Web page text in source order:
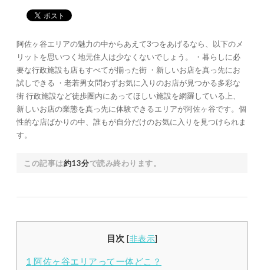
阿佐ヶ谷エリアの魅力の中からあえて3つをあげるなら、以下のメ
リットを思いつく地元住人は少なくないでしょう。 ・暮らしに必
要な行政施設も店もすべてが揃った街 ・新しいお店を真っ先にお
試しできる ・老若男女問わずお気に入りのお店が見つかる多彩な
街 行政施設など徒歩圏内にあってほしい施設を網羅している上、
新しいお店の業態を真っ先に体験できるエリアが阿佐ヶ谷です。個
性的な店ばかりの中、誰もが自分だけのお気に入りを見つけられま
す。
この記事は約13分で読み終わります。
目次 [非表示]
1 阿佐ヶ谷エリアって一体どこ？